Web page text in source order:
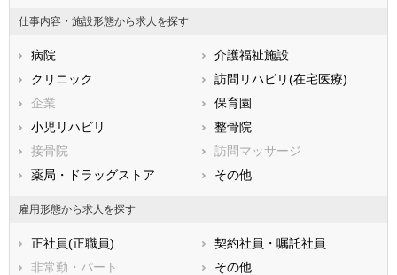
石川県
福井県
静岡県
三重県
滋賀県
大阪府
兵庫県
鳥取県
広島県
徳島県
香川県
愛媛県
鹿児島県
仕事内容・施設形態から求人を探す
病院
介護福祉施設
クリニック
訪問リハビリ(在宅医療)
企業
保育園
小児リハビリ
整骨院
接骨院
訪問マッサージ
薬局・ドラッグストア
その他
雇用形態から求人を探す
正社員(正職員)
契約社員・嘱託社員
非常勤・パート
その他